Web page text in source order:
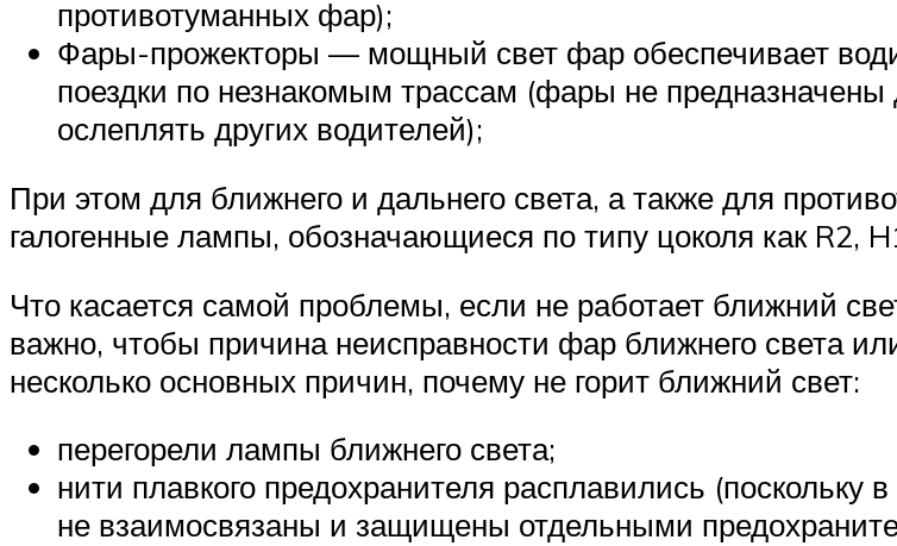
Меню
противотуманных фар);
Фары-прожекторы — мощный свет фар обеспечивает
поездки по незнакомым трассам (фары не предназначены
ослеплять других водителей);
При этом для ближнего и дальнего света, а также для
галогенные лампы, обозначающиеся по типу цоколя как R2,
Что касается самой проблемы, если не работает ближний
важно, чтобы причина неисправности фар ближнего света
несколько основных причин, почему не горит ближний свет:
перегорели лампы ближнего света;
нити плавкого предохранителя расплавились
не взаимосвязаны и защищены отдельными